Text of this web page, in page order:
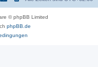
© phpBB Limited
phpBB.de